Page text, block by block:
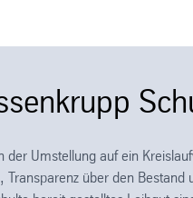
Umstellung auf ein
über den